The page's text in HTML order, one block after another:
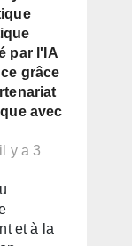
par l'IA
grâce
avec
y a 3
et à la